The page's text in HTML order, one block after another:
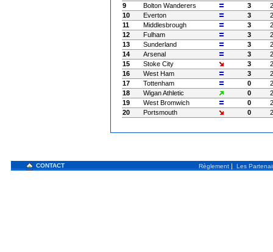
9
Bolton Wanderers 3
2
10
Everton 3
2
11
Middlesbrough 3
2
12
Fulham 3
2
13
Sunderland 3
2
14
Arsenal 3
2
15
Stoke City 3
2
16
West Ham 3
2
17
Tottenham 0
2
18
Wigan Athletic 0
2
19
West Bromwich 0
2
20
Portsmouth 0 2
CONTACT Règlement | Les